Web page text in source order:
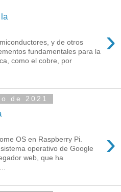
›
y de otros
fundamentales para la
como el cobre, por
de 2021
›
OS en Raspberry Pi.
operativo de Google
web, que ha